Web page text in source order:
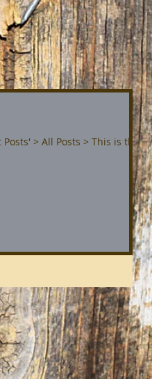
> All Posts > This is the